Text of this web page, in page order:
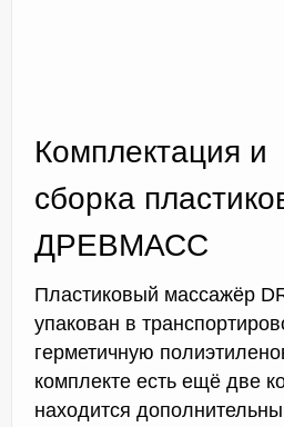
Комплектация и
сборка
ДРЕВМАСС
Пластиковый массажёр
упакован в
герметичную
комплекте есть ещё две
находится